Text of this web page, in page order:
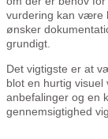
vurdering kan være
ønsker
grundigt.
Det vigtigste er at
blot en hurtig visuel
anbefalinger og en
gennemsigtighed